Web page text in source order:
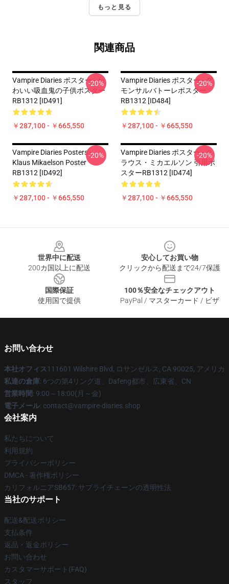
もっと見る
関連商品
Vampire Diaries ポスター - か
わいい吸血鬼の子供ポスター
RB1312 [ID491]
￥287,100 - ￥665,550
-20%
Vampire Diaries ポスター - ダ
モンサルバトーレポスター
RB1312 [ID484]
￥287,100 - ￥665,550
-20%
Vampire Diaries Posters -
Klaus Mikaelson Poster
RB1312 [ID492]
￥287,100 - ￥665,550
-20%
Vampire Diaries ポスター - ク
ラウス・ミカエルソン 引用ポ
スターRB1312 [ID474]
￥287,100 - ￥665,550
-20%
世界中に配送
200カ国以上に配送
安心してお買い物
クリックから配送まで24/7保護
国際保証
使用国で提供
100％安全なチェックアウト
PayPal / マスターカード / ビザ
お問い合わせ
本社オフィス111601 Wilshire Blvd, ロサンゼルス, CA 90025, アメリカ
私達の倉庫: 6つの第4リング道、Dafeng都市、広東省、CN
営業時間: 9:00～18:00(月～金)
電子メール: contact@vampire-diaries.shop
会社案内
私たちについて
利用規約
プライバシーポリシー
DMCA - 著作権ポリシー
カリフォルニアSB657: サプライチェーンの透明性法
当社のサポート
配送&配送ポリシー
支払条件
返品・返金ポリシー
お問い合わせ
カスタマーサポート(FAQ)
スタッフ